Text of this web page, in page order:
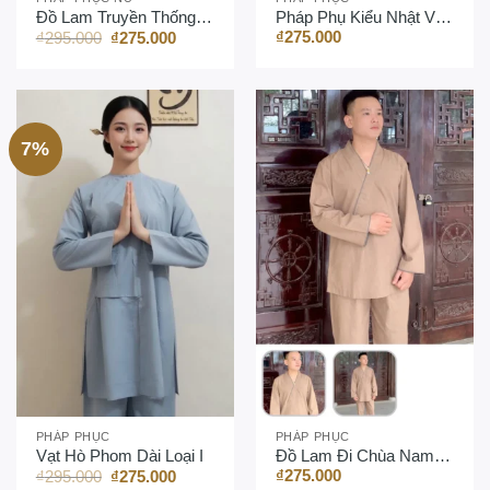
Đồ Lam Truyền Thống Mẫu La Hán Linen Tưng
₫295.000 Giá
₫275.000Giá
₫275.000.
Pháp Phụ Kiểu Nhật Viền Tay, Màu Lam
₫275.000
7%
PHÁP PHỤC
Vạt Hò Phom Dài Loại I
₫295.000 Giá
₫275.000Giá
PHÁP PHỤC
Đồ Lam Đi Chùa Nam Phong Cách Hiện Đại, Màu “Socola”
₫275.000